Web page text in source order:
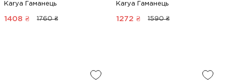
Karya Гаманець
1408 ₴ 1760 ₴
Karya Гаманець
1272 ₴ 1590 ₴